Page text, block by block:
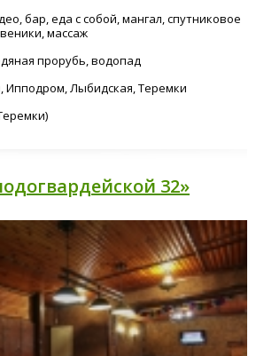
бар, еда с собой, мангал, спутниковое
массаж
прорубь, водопад
Ипподром, Лыбидская, Теремки
32»